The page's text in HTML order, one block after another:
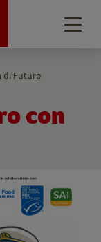
con
di Futuro